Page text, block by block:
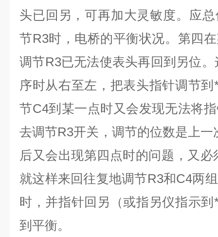
头已回另，可再加大灵敏度。应
节R3时，电桥的平衡状况。第四
调节R3已无法使表头再回到另位
序时从右至左，把表头指针调节
节C4到某一点时又会发现无法将
去调节R3开关，调节的位数是上
后又会出现第四点时的问题，又
就这样来回往复地调节R3和C4两
时，并指针回另（或指另仪指示
到平衡。